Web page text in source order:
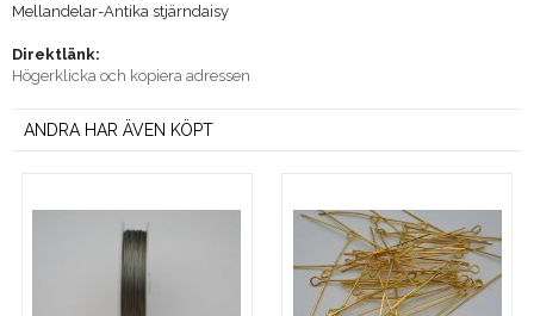
Mellandelar-Antika stjärndaisy
Direktlänk:
Högerklicka och kopiera adressen
ANDRA HAR ÄVEN KÖPT